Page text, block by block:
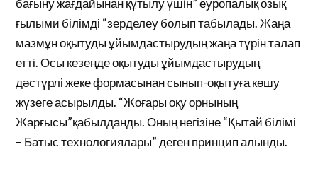
бағыну жағдайынан құтылу үшін” еуропалық озық
ғылыми білімді “зерделеу болып табылады. Жаңа
мазмұн оқытуды ұйымдастырудың жаңа түрін талап
етті. Осы кезеңде оқытуды ұйымдастырудың
дәстүрлі жеке формасынан сынып-оқытуға көшу
жүзеге асырылды. “Жоғары оқу орнының
Жарғысы”қабылданды. Оның негізіне “Қытай білімі
– Батыс технологиялары” деген принцип алынды.